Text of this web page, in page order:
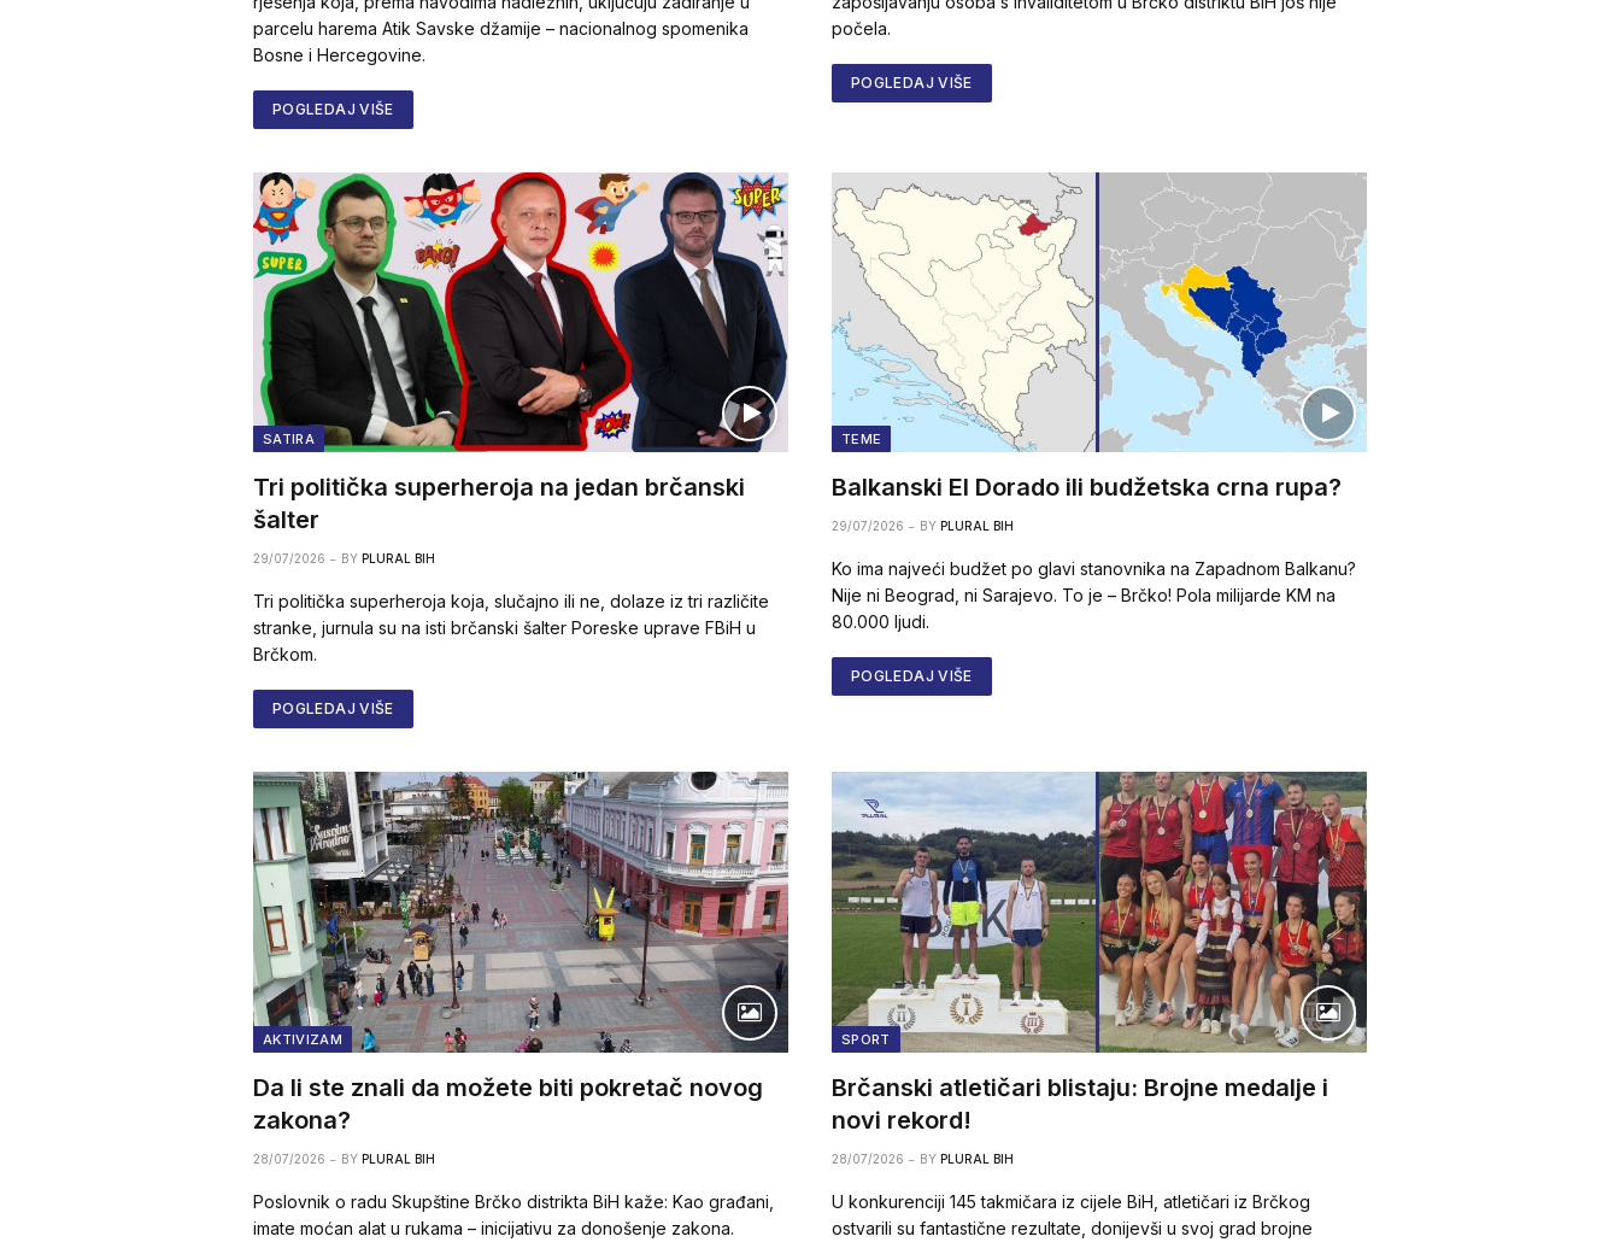
parcelu harema Atik Savske džamije – nacionalnog spomenika
Bosne i Hercegovine.
POGLEDAJ VIŠE
počela.
POGLEDAJ VIŠE
SATIRA
Tri politička superheroja na jedan brčanski
šalter
29/07/2026 BY PLURAL BIH
Tri politička superheroja koja, slučajno ili ne, dolaze iz tri različite
stranke, jurnula su na isti brčanski šalter Poreske uprave FBiH u
Brčkom.
POGLEDAJ VIŠE
TEME
Balkanski El Dorado ili budžetska crna rupa?
29/07/2026 BY PLURAL BIH
Ko ima najveći budžet po glavi stanovnika na Zapadnom Balkanu?
Nije ni Beograd, ni Sarajevo. To je – Brčko! Pola milijarde KM na
80.000 ljudi.
POGLEDAJ VIŠE
AKTIVIZAM
Da li ste znali da možete biti pokretač novog
zakona?
28/07/2026 BY PLURAL BIH
Poslovnik o radu Skupštine Brčko distrikta BiH kaže: Kao građani,
imate moćan alat u rukama – inicijativu za donošenje zakona.
SPORT
Brčanski atletičari blistaju: Brojne medalje i
novi rekord!
28/07/2026 BY PLURAL BIH
U konkurenciji 145 takmičara iz cijele BiH, atletičari iz Brčkog
ostvarili su fantastične rezultate, donijevši u svoj grad brojne